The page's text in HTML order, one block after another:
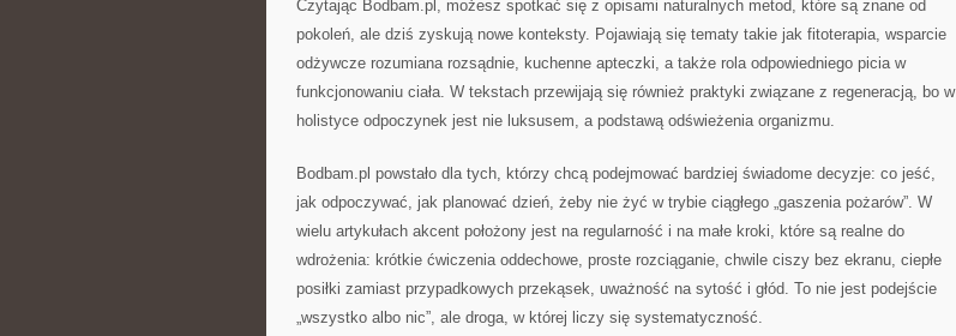
Czytając Bodbam.pl, możesz spotkać się z opisami naturalnych metod, które są znane od
pokoleń, ale dziś zyskują nowe konteksty. Pojawiają się tematy takie jak fitoterapia, wsparcie
odżywcze rozumiana rozsądnie, kuchenne apteczki, a także rola odpowiedniego picia w
funkcjonowaniu ciała. W tekstach przewijają się również praktyki związane z regeneracją, bo w
holistyce odpoczynek jest nie luksusem, a podstawą odświeżenia organizmu.
Bodbam.pl powstało dla tych, którzy chcą podejmować bardziej świadome decyzje: co jeść,
jak odpoczywać, jak planować dzień, żeby nie żyć w trybie ciągłego „gaszenia pożarów”. W
wielu artykułach akcent położony jest na regularność i na małe kroki, które są realne do
wdrożenia: krótkie ćwiczenia oddechowe, proste rozciąganie, chwile ciszy bez ekranu, ciepłe
posiłki zamiast przypadkowych przekąsek, uważność na sytość i głód. To nie jest podejście
„wszystko albo nic”, ale droga, w której liczy się systematyczność.